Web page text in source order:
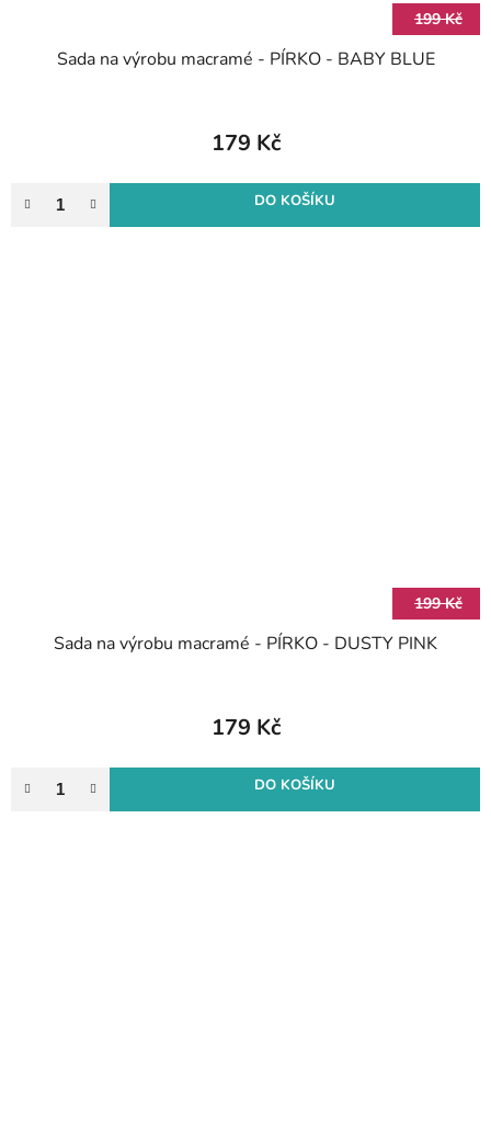
199 Kč
Sada na výrobu macramé - PÍRKO - BABY BLUE
179 Kč
DO KOŠÍKU
199 Kč
Sada na výrobu macramé - PÍRKO - DUSTY PINK
179 Kč
DO KOŠÍKU